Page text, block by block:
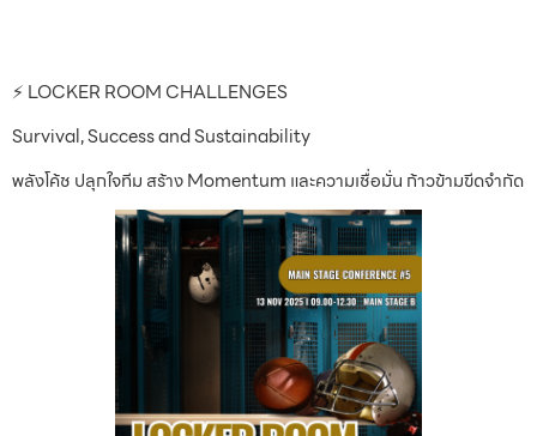
⚡ LOCKER ROOM CHALLENGES
Survival, Success and Sustainability
พลังโค้ช ปลุกใจทีม สร้าง Momentum และความเชื่อมั่น ก้าวข้ามขีดจำกัด